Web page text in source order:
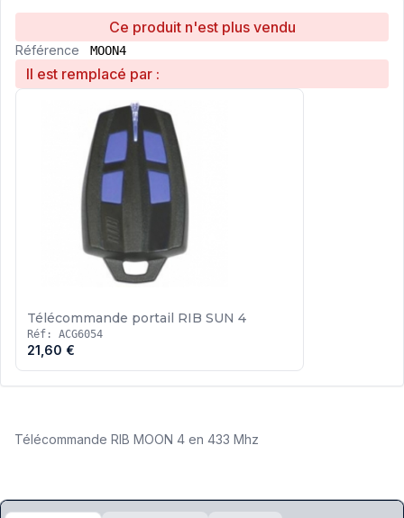
Ce produit n'est plus vendu
Référence MOON4
Il est remplacé par :
Télécommande portail RIB SUN 4
Réf: ACG6054
21,60 €
Télécommande RIB MOON 4 en 433 Mhz